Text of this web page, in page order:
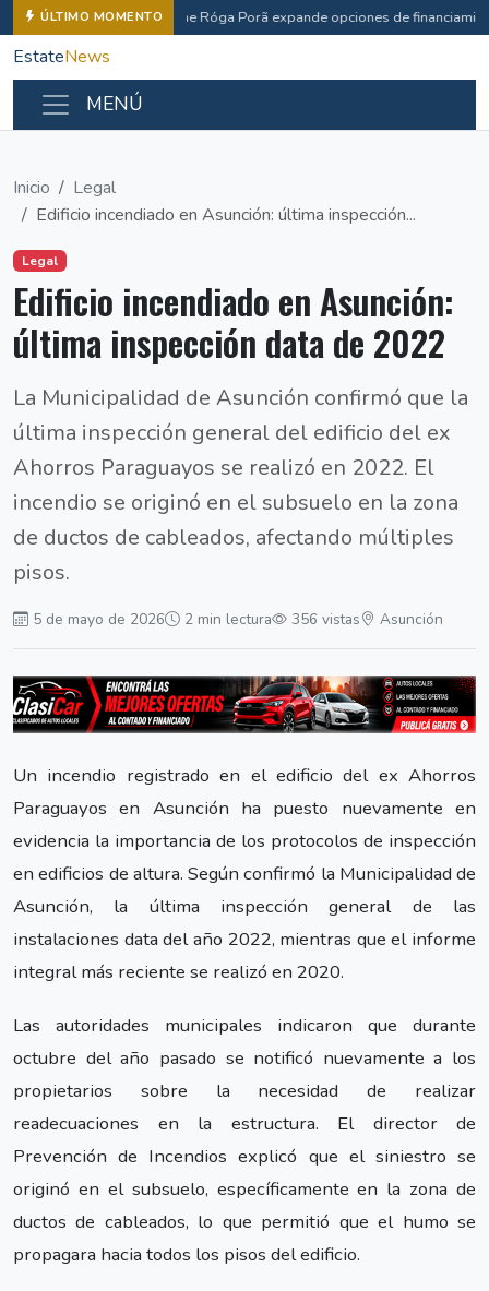
ÚLTIMO MOMENTO Che Róga Porã expande opciones de
EstateNews
MENÚ
Inicio
Legal
Edificio incendiado en Asunción: última inspección...
Legal
Edificio incendiado en Asunción:
última inspección data de 2022
La Municipalidad de Asunción confirmó que la
última inspección general del edificio del ex
Ahorros Paraguayos se realizó en 2022. El
incendio se originó en el subsuelo en la zona
de ductos de cableados, afectando múltiples
pisos.
5 de mayo de 2026 2 min lectura 356 vistas Asunción
Un incendio registrado en el edificio del ex Ahorros
Paraguayos en Asunción ha puesto nuevamente en
evidencia la importancia de los protocolos de inspección
en edificios de altura. Según confirmó la Municipalidad de
Asunción, la última inspección general de las
instalaciones data del año 2022, mientras que el informe
integral más reciente se realizó en 2020.
Las autoridades municipales indicaron que durante
octubre del año pasado se notificó nuevamente a los
propietarios sobre la necesidad de realizar
readecuaciones en la estructura. El director de
Prevención de Incendios explicó que el siniestro se
originó en el subsuelo, específicamente en la zona de
ductos de cableados, lo que permitió que el humo se
propagara hacia todos los pisos del edificio.